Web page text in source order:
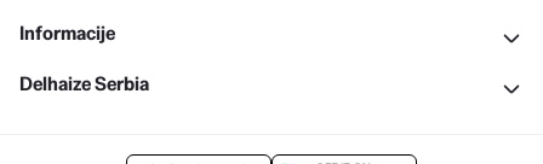
Informacije
Delhaize Serbia